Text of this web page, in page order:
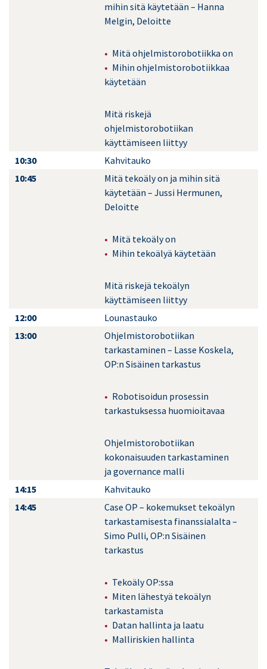
mihin sitä käytetään – Hanna
Melgin, Deloitte
Mitä ohjelmistorobotiikka on
Mihin ohjelmistorobotiikkaa
käytetään
Mitä riskejä
ohjelmistorobotiikan
käyttämiseen liittyy
10:30
Kahvitauko
10:45
Mitä tekoäly on ja mihin sitä
käytetään – Jussi Hermunen,
Deloitte
Mitä tekoäly on
Mihin tekoälyä käytetään
Mitä riskejä tekoälyn
käyttämiseen liittyy
12:00
Lounastauko
13:00
Ohjelmistorobotiikan
tarkastaminen – Lasse Koskela,
OP:n Sisäinen tarkastus
Robotisoidun prosessin
tarkastuksessa huomioitavaa
Ohjelmistorobotiikan
kokonaisuuden tarkastaminen
ja governance malli
14:15
Kahvitauko
14:45
Case OP – kokemukset tekoälyn
tarkastamisesta finanssialalta –
Simo Pulli, OP:n Sisäinen
tarkastus
Tekoäly OP:ssa
Miten lähestyä tekoälyn
tarkastamista
Datan hallinta ja laatu
Malliriskien hallinta